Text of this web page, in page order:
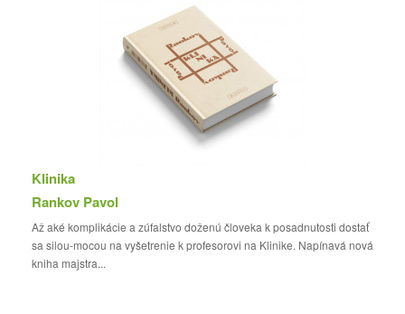
Klinika
Rankov Pavol
Až aké komplikácie a zúfalstvo doženú človeka k posadnutosti dostať
sa silou-mocou na vyšetrenie k profesorovi na Klinike. Napínavá nová
kniha majstra...